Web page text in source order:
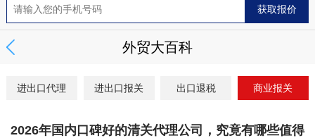
外贸大百科
进出口代理 进出口报关 出口退税 商业报关
2026年国内口碑好的清关代理公司，究竟有哪些值得